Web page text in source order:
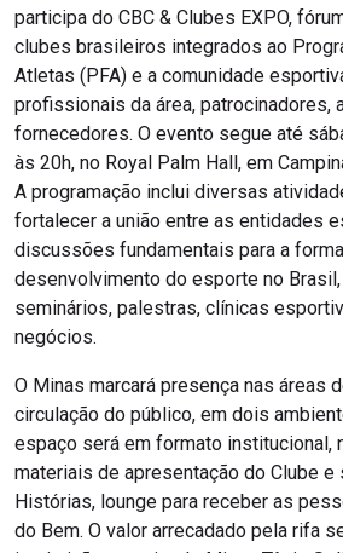
participa do CBC & Clubes EXPO,
clubes brasileiros integrados ao
Atletas (PFA) e a comunidade
profissionais da área, patrocinadores,
fornecedores. O evento segue até
às 20h, no Royal Palm Hall, em
A programação inclui diversas
fortalecer a união entre as entidades
discussões fundamentais para a
desenvolvimento do esporte no
seminários, palestras, clínicas
negócios.
O Minas marcará presença nas áreas
circulação do público, em dois
espaço será em formato institucional,
materiais de apresentação do Clube
Histórias, lounge para receber as
do Bem. O valor arrecadado pela rifa